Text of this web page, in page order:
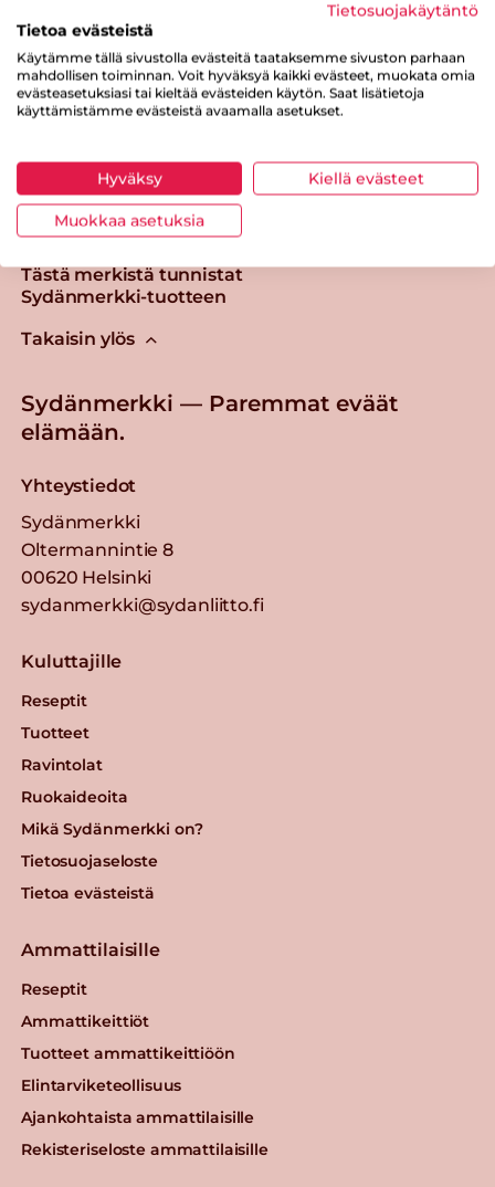
Tulosta sivu Jaa tuote
Tästä merkistä tunnistat
Sydänmerkki-tuotteen
Takaisin ylös
Sydänmerkki — Paremmat eväät
elämään.
Yhteystiedot
Sydänmerkki
Oltermannintie 8
00620 Helsinki
sydanmerkki@sydanliitto.fi
Kuluttajille
Reseptit
Tuotteet
Ravintolat
Ruokaideoita
Mikä Sydänmerkki on?
Tietosuojaseloste
Tietoa evästeistä
Ammattilaisille
Reseptit
Ammattikeittiöt
Tuotteet ammattikeittiöön
Elintarviketeollisuus
Ajankohtaista ammattilaisille
Rekisteriseloste ammattilaisille
Tietosuojakäytäntö
Tietoa evästeistä
Käytämme tällä sivustolla evästeitä taataksemme sivuston parhaan
mahdollisen toiminnan. Voit hyväksyä kaikki evästeet, muokata omia
evästeasetuksiasi tai kieltää evästeiden käytön. Saat lisätietoja
käyttämistämme evästeistä avaamalla asetukset.
Hyväksy Kiellä evästeet
Muokkaa asetuksia